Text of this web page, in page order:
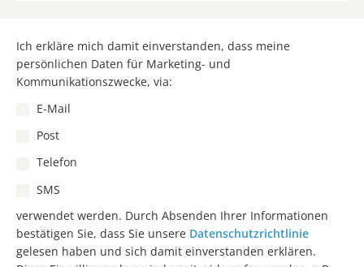
Ich erkläre mich damit einverstanden, dass meine
persönlichen Daten für Marketing- und
Kommunikationszwecke, via:
E-Mail
Post
Telefon
SMS
verwendet werden. Durch Absenden Ihrer Informationen
bestätigen Sie, dass Sie unsere Datenschutzrichtlinie
gelesen haben und sich damit einverstanden erklären.